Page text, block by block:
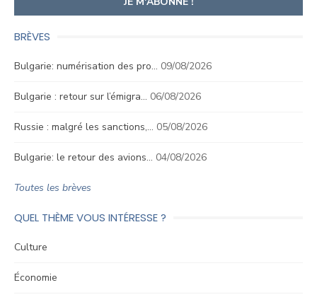
BRÈVES
Bulgarie: numérisation des pro… 09/08/2026
Bulgarie : retour sur l’émigra… 06/08/2026
Russie : malgré les sanctions,… 05/08/2026
Bulgarie: le retour des avions… 04/08/2026
Toutes les brèves
QUEL THÈME VOUS INTÉRESSE ?
Culture
Économie